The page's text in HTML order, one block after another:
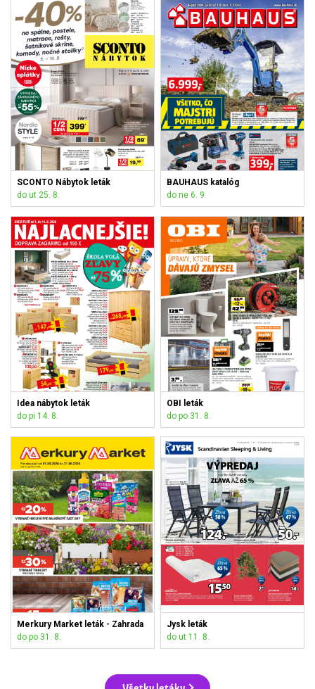
SCONTO Nábytok leták
do ut 25. 8.
BAUHAUS katalóg
do ne 6. 9.
Idea nábytok leták
do pi 14. 8.
OBI leták
do po 31. 8.
Merkury Market leták - Zahrada
do po 31. 8.
Jysk leták
do ut 11. 8.